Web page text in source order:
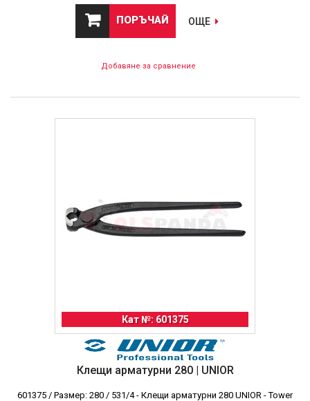
ПОРЪЧАЙ ОЩЕ
Добавяне за сравнение
Кат №: 601375
Клещи арматурни 280 | UNIOR
601375 / Размер: 280 / 531/4 - Клещи арматурни 280 UNIOR - Tower